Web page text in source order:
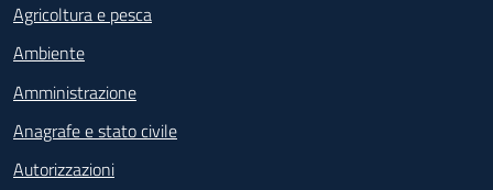
Agricoltura e pesca
Ambiente
Amministrazione
Anagrafe e stato civile
Autorizzazioni